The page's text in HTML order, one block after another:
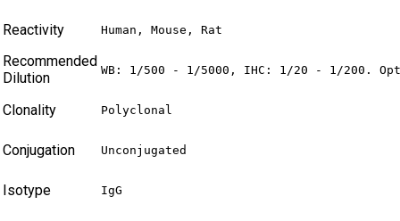
Reactivity Human, Mouse, Rat
Recommended
Dilution
WB: 1/500 - 1/5000, IHC: 1/20 - 1/200.
Clonality Polyclonal
Conjugation Unconjugated
Isotype IgG